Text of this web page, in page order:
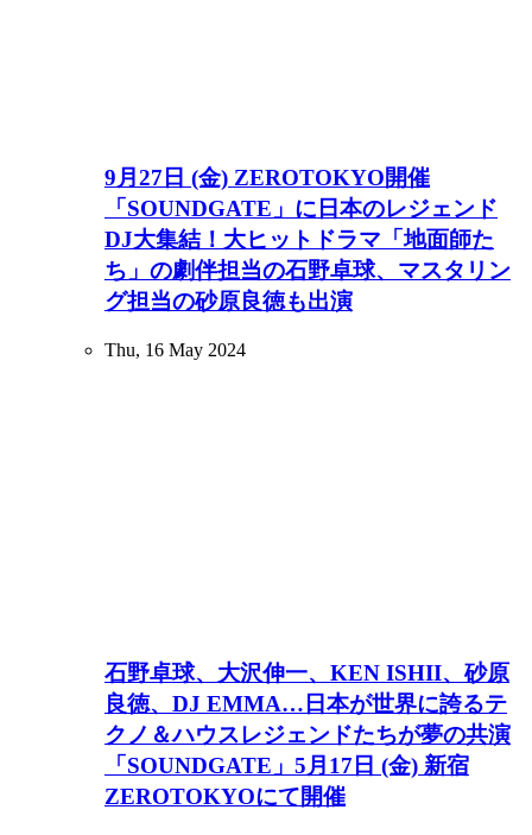
9月27日 (金) ZEROTOKYO開催
「SOUNDGATE」に日本のレジェンド
DJ大集結！大ヒットドラマ「地面師た
ち」の劇伴担当の石野卓球、マスタリン
グ担当の砂原良徳も出演
Thu, 16 May 2024
石野卓球、大沢伸一、KEN ISHII、砂原
良徳、DJ EMMA…日本が世界に誇るテ
クノ＆ハウスレジェンドたちが夢の共演
「SOUNDGATE」5月17日 (金) 新宿
ZEROTOKYOにて開催